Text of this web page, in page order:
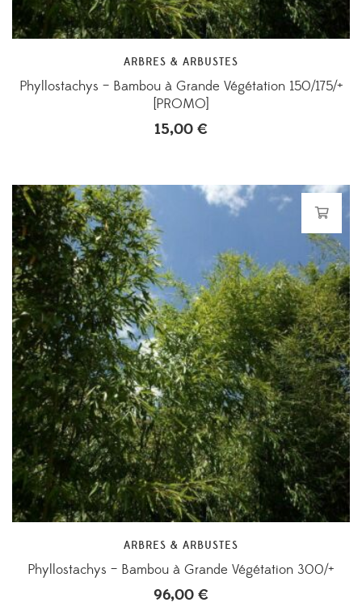
ARBRES & ARBUSTES
Phyllostachys – Bambou à Grande Végétation 150/175/+
[PROMO]
15,00 €
ARBRES & ARBUSTES
Phyllostachys – Bambou à Grande Végétation 300/+
96,00 €